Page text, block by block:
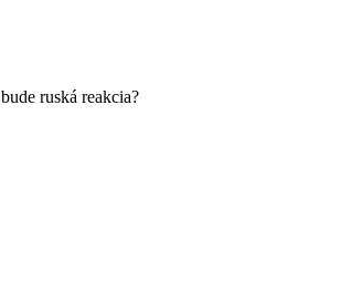
ruská reakcia?